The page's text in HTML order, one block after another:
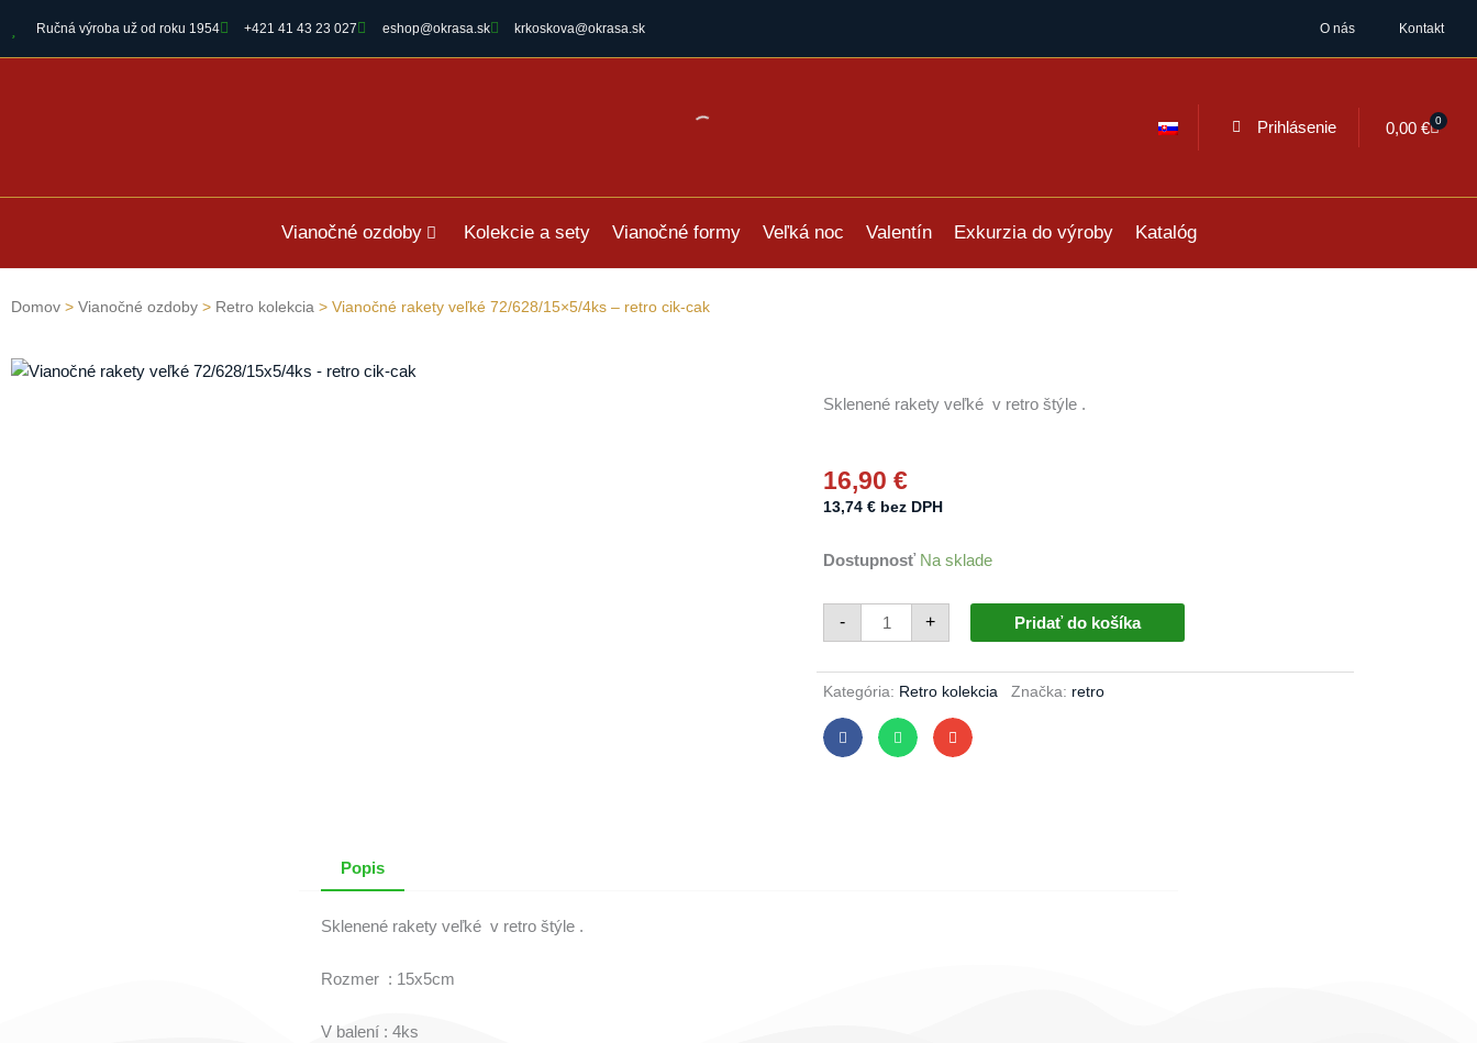
Ručná výroba už od roku 1954 +421 41 43 23 027 eshop@okrasa.sk krkoskova@okrasa.sk O nás Kontakt
Prihlásenie 0,00 € 0
Cart
Vianočné ozdoby Kolekcie a sety Vianočné formy Veľká noc Valentín Exkurzia do výroby Katalóg
Domov > Vianočné ozdoby > Retro kolekcia > Vianočné rakety veľké 72/628/15×5/4ks – retro cik-cak
Sklenené rakety veľké v retro štýle .
16,90€
13,74€ bez DPH
Dostupnosť Na sklade
-
množstvo
Vianočné
veľké
72/628/15x5/4ks
-
cik-
cak
+ Pridať do košíka
Kategória: Retro kolekcia Značka: retro
Popis
Sklenené rakety veľké v retro štýle .
Rozmer : 15x5cm
V balení : 4ks